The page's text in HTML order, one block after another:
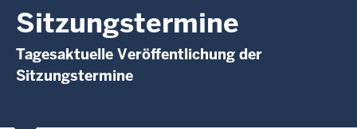
Sitzungstermine
Tagesaktuelle Veröffentlichung der
Sitzungstermine